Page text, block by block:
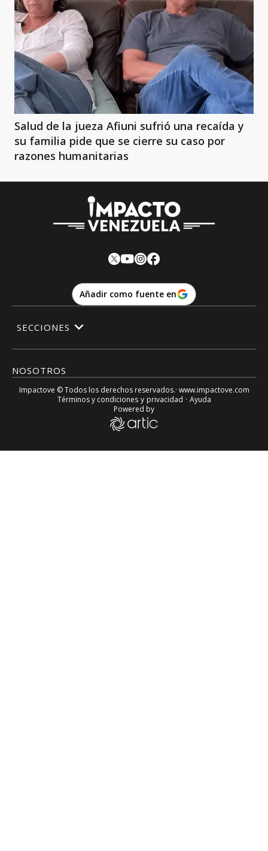
Salud de la jueza Afiuni sufrió una recaída y
su familia pide que se cierre su caso por
razones humanitarias
Añadir como fuente en
NOSOTROS
SECCIONES
Impactove © Todos los derechos reservados.· www.impactove.com
Términos y condiciones y privacidad · Ayuda
Powered by